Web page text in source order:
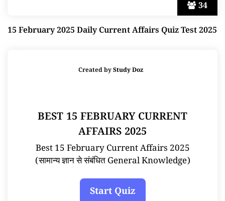
34
15 February 2025 Daily Current Affairs Quiz Test 2025
Created byStudy Doz
BEST 15 FEBRUARY CURRENT
AFFAIRS 2025
Best 15 February Current Affairs 2025
(सामान्य ज्ञान से संबंधित General Knowledge)